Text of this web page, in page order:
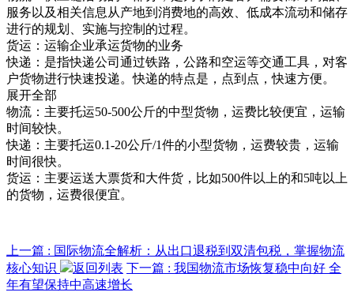
服务以及相关信息从产地到消费地的高效、低成本流动和储存
进行的规划、实施与控制的过程。
货运：运输企业承运货物的业务
快递：是指快递公司通过铁路，公路和空运等交通工具，对客
户货物进行快速投递。快递的特点是，点到点，快速方便。
展开全部
物流：主要托运50-500公斤的中型货物，运费比较便宜，运输
时间较快。
快递：主要托运0.1-20公斤/1件的小型货物，运费较贵，运输
时间很快。
货运：主要运送大票货和大件货，比如500件以上的和5吨以上
的货物，运费很便宜。
上一篇 : 国际物流全解析：从出口退税到双清包税，掌握物流
核心知识
返回列表 下一篇 : 我国物流市场恢复稳中向好 全
年有望保持中高速增长